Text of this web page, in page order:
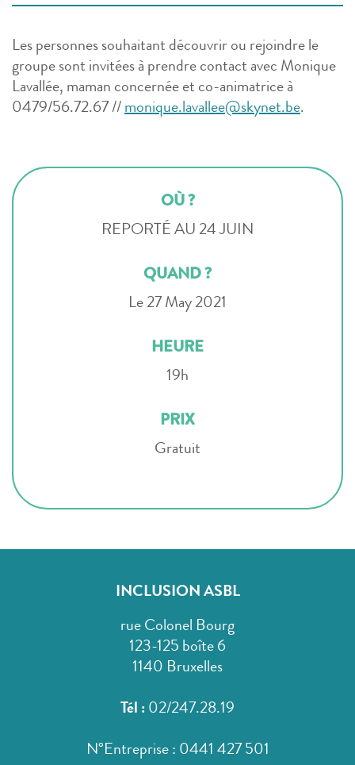
Les personnes souhaitant découvrir ou rejoindre le
groupe sont invitées à prendre contact avec Monique
Lavallée, maman concernée et co-animatrice à
0479/56.72.67 // monique.lavallee@skynet.be.
OÙ ?
REPORTÉ AU 24 JUIN
QUAND ?
Le 27 May 2021
HEURE
19h
PRIX
Gratuit
INCLUSION ASBL
rue Colonel Bourg
123-125 boîte 6
1140 Bruxelles
Tél : 02/247.28.19
N°Entreprise : 0441 427 501